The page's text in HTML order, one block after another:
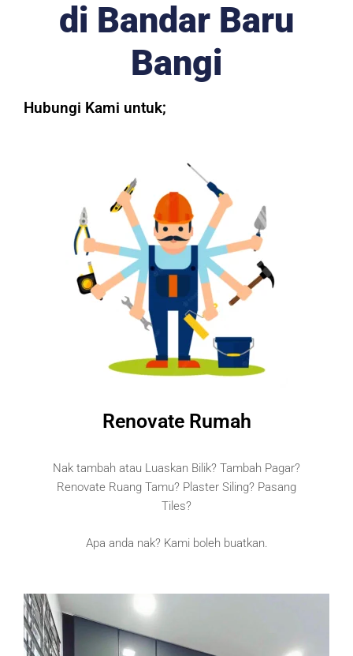
di Bandar Baru
Bangi
Hubungi Kami untuk;
Renovate Rumah
Nak tambah atau Luaskan Bilik? Tambah Pagar?
Renovate Ruang Tamu? Plaster Siling? Pasang
Tiles?
Apa anda nak? Kami boleh buatkan.